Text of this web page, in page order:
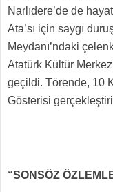
Narlıdere’de de
Ata’sı için saygı
Meydanı’ndaki
Atatürk Kültür
geçildi. Törende, 10
Gösterisi
“SONSÖZ